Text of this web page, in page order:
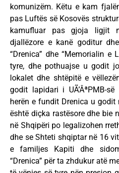
komunizëm. Këtu e kam
pas Luftës së Kosovës
kamufluar pas gjoja ligjit
djallëzore e kanë goditur
“Drenica” dhe “Memorialin e
tyre, dhe pothuajse u godit
lokalet dhe shtëpitë e
godit lapidari i UÃ’ÂªPMB-
herën e fundit Drenica u
është diçka rastësore dhe bie
në Shqipëri po legalizohen
dhe se Shteti shqiptar në 16
e familjes Kapiti dhe
“Drenica” për ta zhdukur atë